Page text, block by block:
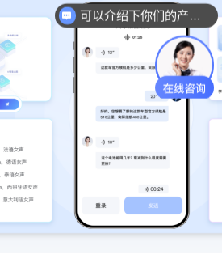
你们是怎么收费的呢？